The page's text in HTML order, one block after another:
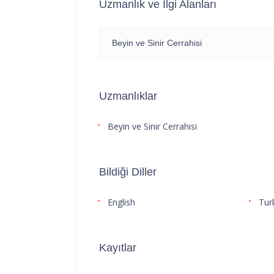
Uzmanlık ve İlgi Alanları
Beyin ve Sinir Cerrahisi
Uzmanlıklar
Beyin ve Sinir Cerrahisi
Bildiği Diller
English
Kayıtlar